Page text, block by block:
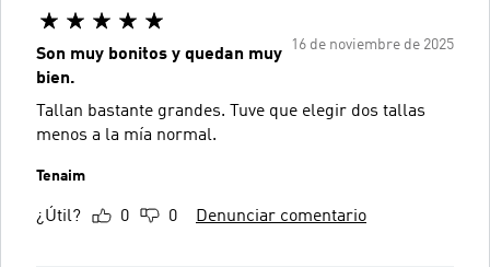
16 de noviembre de 2025
Son muy bonitos y quedan muy
bien.
Tallan bastante grandes. Tuve que elegir dos tallas
menos a la mía normal.
Tenaim
¿Útil? 0 0 Denunciar comentario